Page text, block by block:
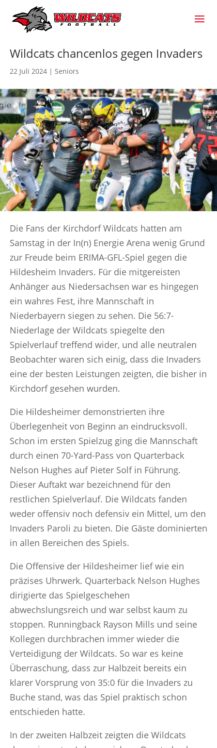
Wildcats chancenlos gegen Invaders
22 Juli 2024 | Seniors
Die Fans der Kirchdorf Wildcats hatten am
Samstag in der In(n) Energie Arena wenig Grund
zur Freude beim ERIMA-GFL-Spiel gegen die
Hildesheim Invaders. Für die mitgereisten
Anhänger aus Niedersachsen war es hingegen
ein wahres Fest, ihre Mannschaft in
Niederbayern siegen zu sehen. Die 56:7-
Niederlage der Wildcats spiegelte den
Spielverlauf treffend wider, und alle neutralen
Beobachter waren sich einig, dass die Invaders
eine der besten Leistungen zeigten, die bisher in
Kirchdorf gesehen wurden.
Die Hildesheimer demonstrierten ihre
Überlegenheit von Beginn an eindrucksvoll.
Schon im ersten Spielzug ging die Mannschaft
durch einen 70-Yard-Pass von Quarterback
Nelson Hughes auf Pieter Solf in Führung.
Dieser Auftakt war bezeichnend für den
restlichen Spielverlauf. Die Wildcats fanden
weder offensiv noch defensiv ein Mittel, um den
Invaders Paroli zu bieten. Die Gäste dominierten
in allen Bereichen des Spiels.
Die Offensive der Hildesheimer lief wie ein
präzises Uhrwerk. Quarterback Nelson Hughes
dirigierte das Spielgeschehen
abwechslungsreich und war selbst kaum zu
stoppen. Runningback Rayson Mills und seine
Kollegen durchbrachen immer wieder die
Verteidigung der Wildcats. So war es keine
Überraschung, dass zur Halbzeit bereits ein
klarer Vorsprung von 35:0 für die Invaders zu
Buche stand, was das Spiel praktisch schon
entschieden hatte.
In der zweiten Halbzeit zeigten die Wildcats